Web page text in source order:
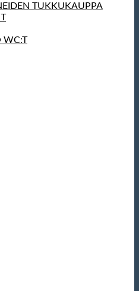
TUKKUKAUPPA
WC:T